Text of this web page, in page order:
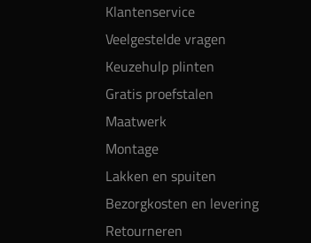
Klantenservice
Veelgestelde vragen
Keuzehulp plinten
Gratis proefstalen
Maatwerk
Montage
Lakken en spuiten
Bezorgkosten en levering
Retourneren